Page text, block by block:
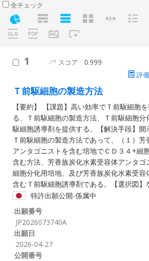
全チェック
1 スコア 0.999
評
Ｔ前駆細胞の製造方法
【要約】 【課題】高い効率でＴ前駆細胞
る、Ｔ前駆細胞の製造方法、Ｔ前駆細胞
駆細胞誘導剤を提供する。【解決手段】開
Ｔ前駆細胞の製造方法であって、（１）
アンタゴニストを含む培地でＣＤ３４+細
含む方法、芳香族炭化水素受容体アンタゴ
細胞分化用培地、及び芳香族炭化水素受容
含むＴ前駆細胞誘導剤である。【選択図】
特許出願公開-係属中
出願番号
JP2026073740A
出願日
2026-04-27
公開番号